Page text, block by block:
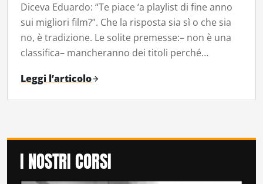
Diceva Eduardo: “Te piace ‘a playlist di fine anno
sui migliori film?”. Che la risposta sia sì o che sia
no, è tradizione. Le solite premesse:– non è una
classifica– mancheranno dei titoli perché…
Leggi l’articolo
I NOSTRI CORSI